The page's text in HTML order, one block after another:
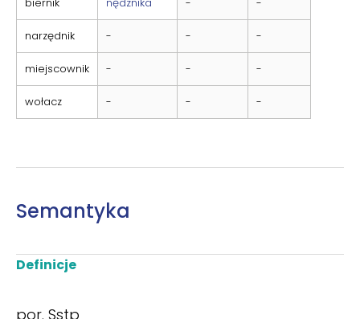
narzędnik - - -
miejscownik - - -
wołacz - - -
Semantyka
Definicje
por. Sstp